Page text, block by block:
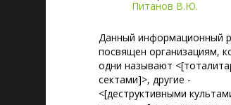
Питанов В.Ю.
Данный информационный
посвящен организациям,
одни называют
сектами]>, другие -
<[деструктивными